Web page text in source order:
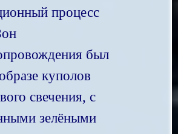
процесс
был
куполов
свечения, с
зелёными